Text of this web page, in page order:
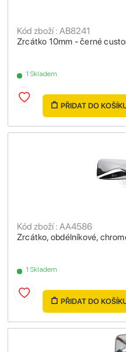
Zrcátko 10mm - černé
Kód zboží : AB8241
1 Skladem
PŘIDAT DO
Zrcátko, obdélníkové,
Kód zboží : AA4586
1 Skladem
PŘIDAT DO